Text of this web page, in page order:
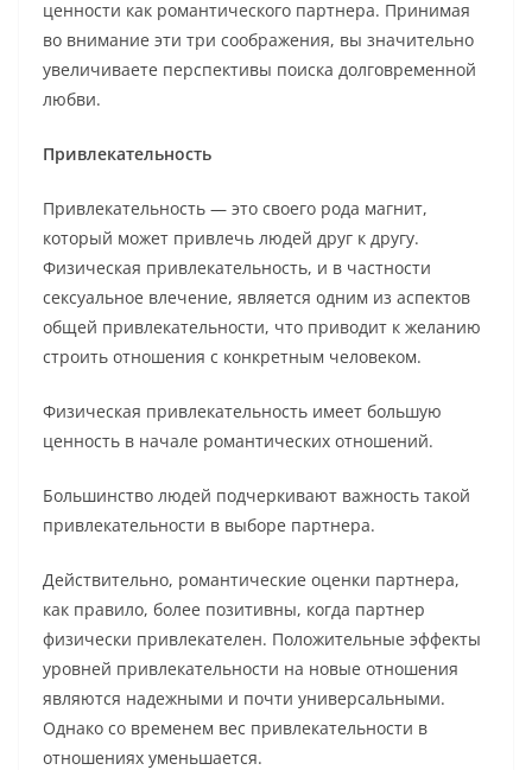
ценности как романтического партнера. Принимая
во внимание эти три соображения, вы значительно
увеличиваете перспективы поиска долговременной
любви.
Привлекательность
Привлекательность — это своего рода магнит,
который может привлечь людей друг к другу.
Физическая привлекательность, и в частности
сексуальное влечение, является одним из аспектов
общей привлекательности, что приводит к желанию
строить отношения с конкретным человеком.
Физическая привлекательность имеет большую
ценность в начале романтических отношений.
Большинство людей подчеркивают важность такой
привлекательности в выборе партнера.
Действительно, романтические оценки партнера,
как правило, более позитивны, когда партнер
физически привлекателен. Положительные эффекты
уровней привлекательности на новые отношения
являются надежными и почти универсальными.
Однако со временем вес привлекательности в
отношениях уменьшается.